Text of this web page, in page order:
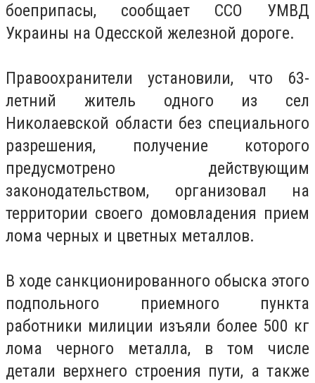
боеприпасы, сообщает ССО УМВД
Украины на Одесской железной дороге.
Правоохранители установили, что 63-
летний житель одного из сел
Николаевской области без специального
разрешения, получение которого
предусмотрено действующим
законодательством, организовал на
территории своего домовладения прием
лома черных и цветных металлов.
В ходе санкционированного обыска этого
подпольного приемного пункта
работники милиции изъяли более 500 кг
лома черного металла, в том числе
детали верхнего строения пути, а также